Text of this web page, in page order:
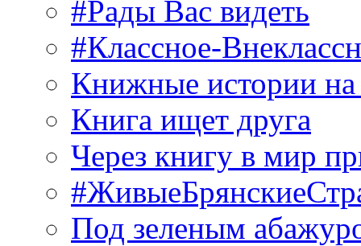
#Рады Вас видеть
#Классное-
Книжные истории
Книга ищет друга
Через книгу в мир
Под зеленым